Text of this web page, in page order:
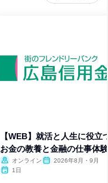
【WEB】就活と人生に役立
お金の教養と金融の仕事体験
オンライン
2026年8月・9月
1日